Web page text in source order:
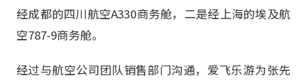
经成都的四川航空A330商务舱，二是经上海的埃及航
空787-9商务舱。
经过与航空公司团队销售部门沟通，爱飞乐游为张先